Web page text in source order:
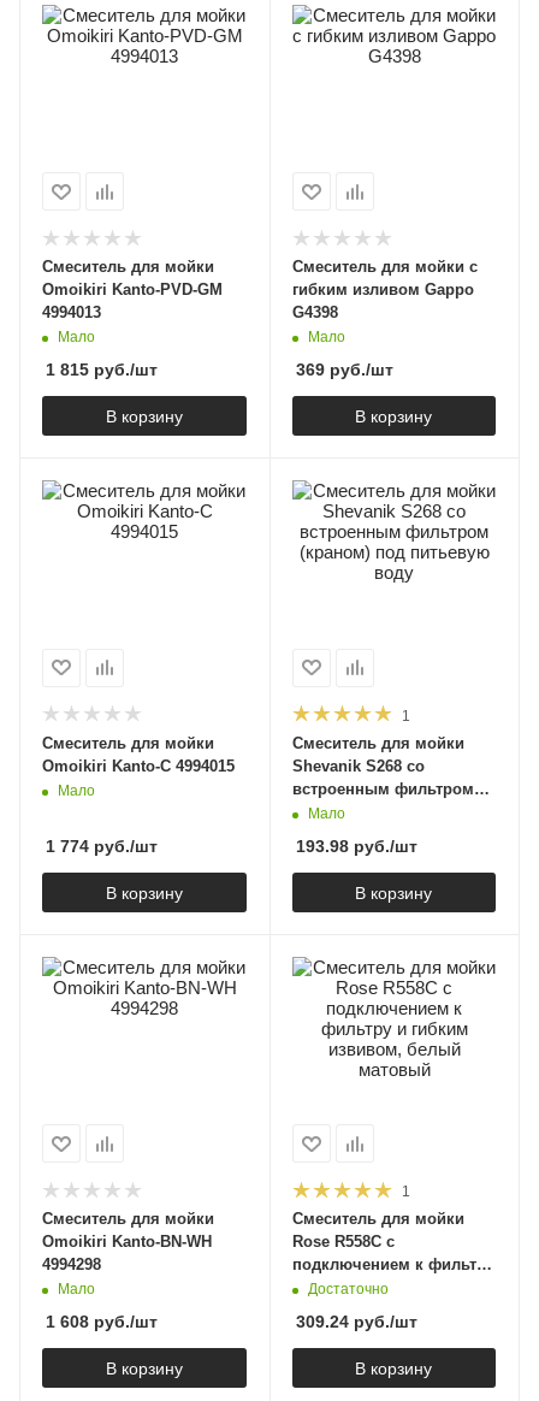
Смеситель для мойки
Omoikiri Kanto-PVD-GM
4994013
Мало
1 815 руб./шт
В корзину
Смеситель для мойки с
гибким изливом Gappo
G4398
Мало
369руб./шт
В корзину
Смеситель для мойки
Omoikiri Kanto-C 4994015
Мало
1 774 руб./шт
В корзину
1
Смеситель для мойки
Shevanik S268 со
встроенным фильтром
(краном) под питьевую
Мало
193.98руб./шт
В корзину
Смеситель для мойки
Omoikiri Kanto-BN-WH
4994298
Мало
1 608 руб./шт
В корзину
1
Смеситель для мойки
Rose R558C с
подключением к фильтру
и гибким извивом, белый
Достаточно
309.24руб./шт
В корзину